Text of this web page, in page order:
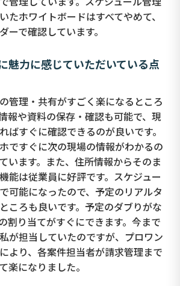
たホワイトボードはすべてやめて、
ーで確認しています。
魅力に感じていただいている点
管理・共有がすごく楽になるところ
報や資料の保存・確認も可能で、現
ばすぐに確認できるのが良いです。
ですぐに次の現場の情報がわかるの
います。また、住所情報からそのま
能は従業員に好評です。スケジュー
可能になったので、予定のリアルタ
ころも良いです。予定のダブりがな
割り当てがすぐにできます。今まで
が担当していたのですが、プロワン
より、各案件担当者が請求管理まで
楽になりました。